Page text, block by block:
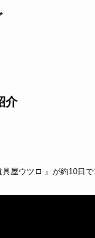
介
屋ウツロ 』が約10日で